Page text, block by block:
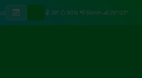
28° 90% 6km/h 29°/23°